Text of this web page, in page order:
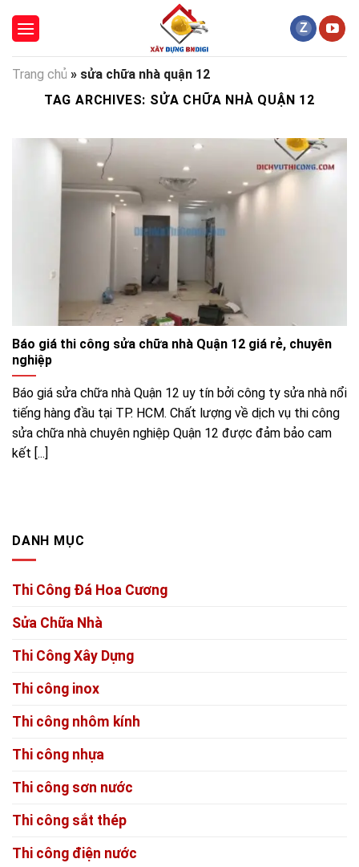
Trang chủ » sửa chữa nhà quận 12
TAG ARCHIVES: SỬA CHỮA NHÀ QUẬN 12
Báo giá thi công sửa chữa nhà Quận 12 giá rẻ, chuyên
nghiệp
Báo giá sửa chữa nhà Quận 12 uy tín bởi công ty sửa nhà nổi
tiếng hàng đầu tại TP. HCM. Chất lượng về dịch vụ thi công
sửa chữa nhà chuyên nghiệp Quận 12 được đảm bảo cam
kết [...]
DANH MỤC
Thi Công Đá Hoa Cương
Sửa Chữa Nhà
Thi Công Xây Dựng
Thi công inox
Thi công nhôm kính
Thi công nhựa
Thi công sơn nước
Thi công sắt thép
Thi công điện nước